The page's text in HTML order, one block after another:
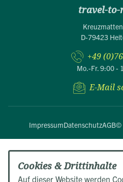
travel-to-
D-79423
+49
Mo.-Fr. 9:00 -
E-Mail
ImpressumDatenschutzAGB©
Cookies & Drittinhalte
Auf dieser Website werden